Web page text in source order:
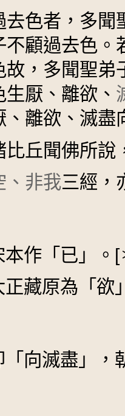
去色者，多
不顧過去色
故，多聞聖
厭、離欲、
、離欲、滅
比丘聞佛所說
、非我三經，
本作「已」。[
正藏原為「
「向滅盡」，